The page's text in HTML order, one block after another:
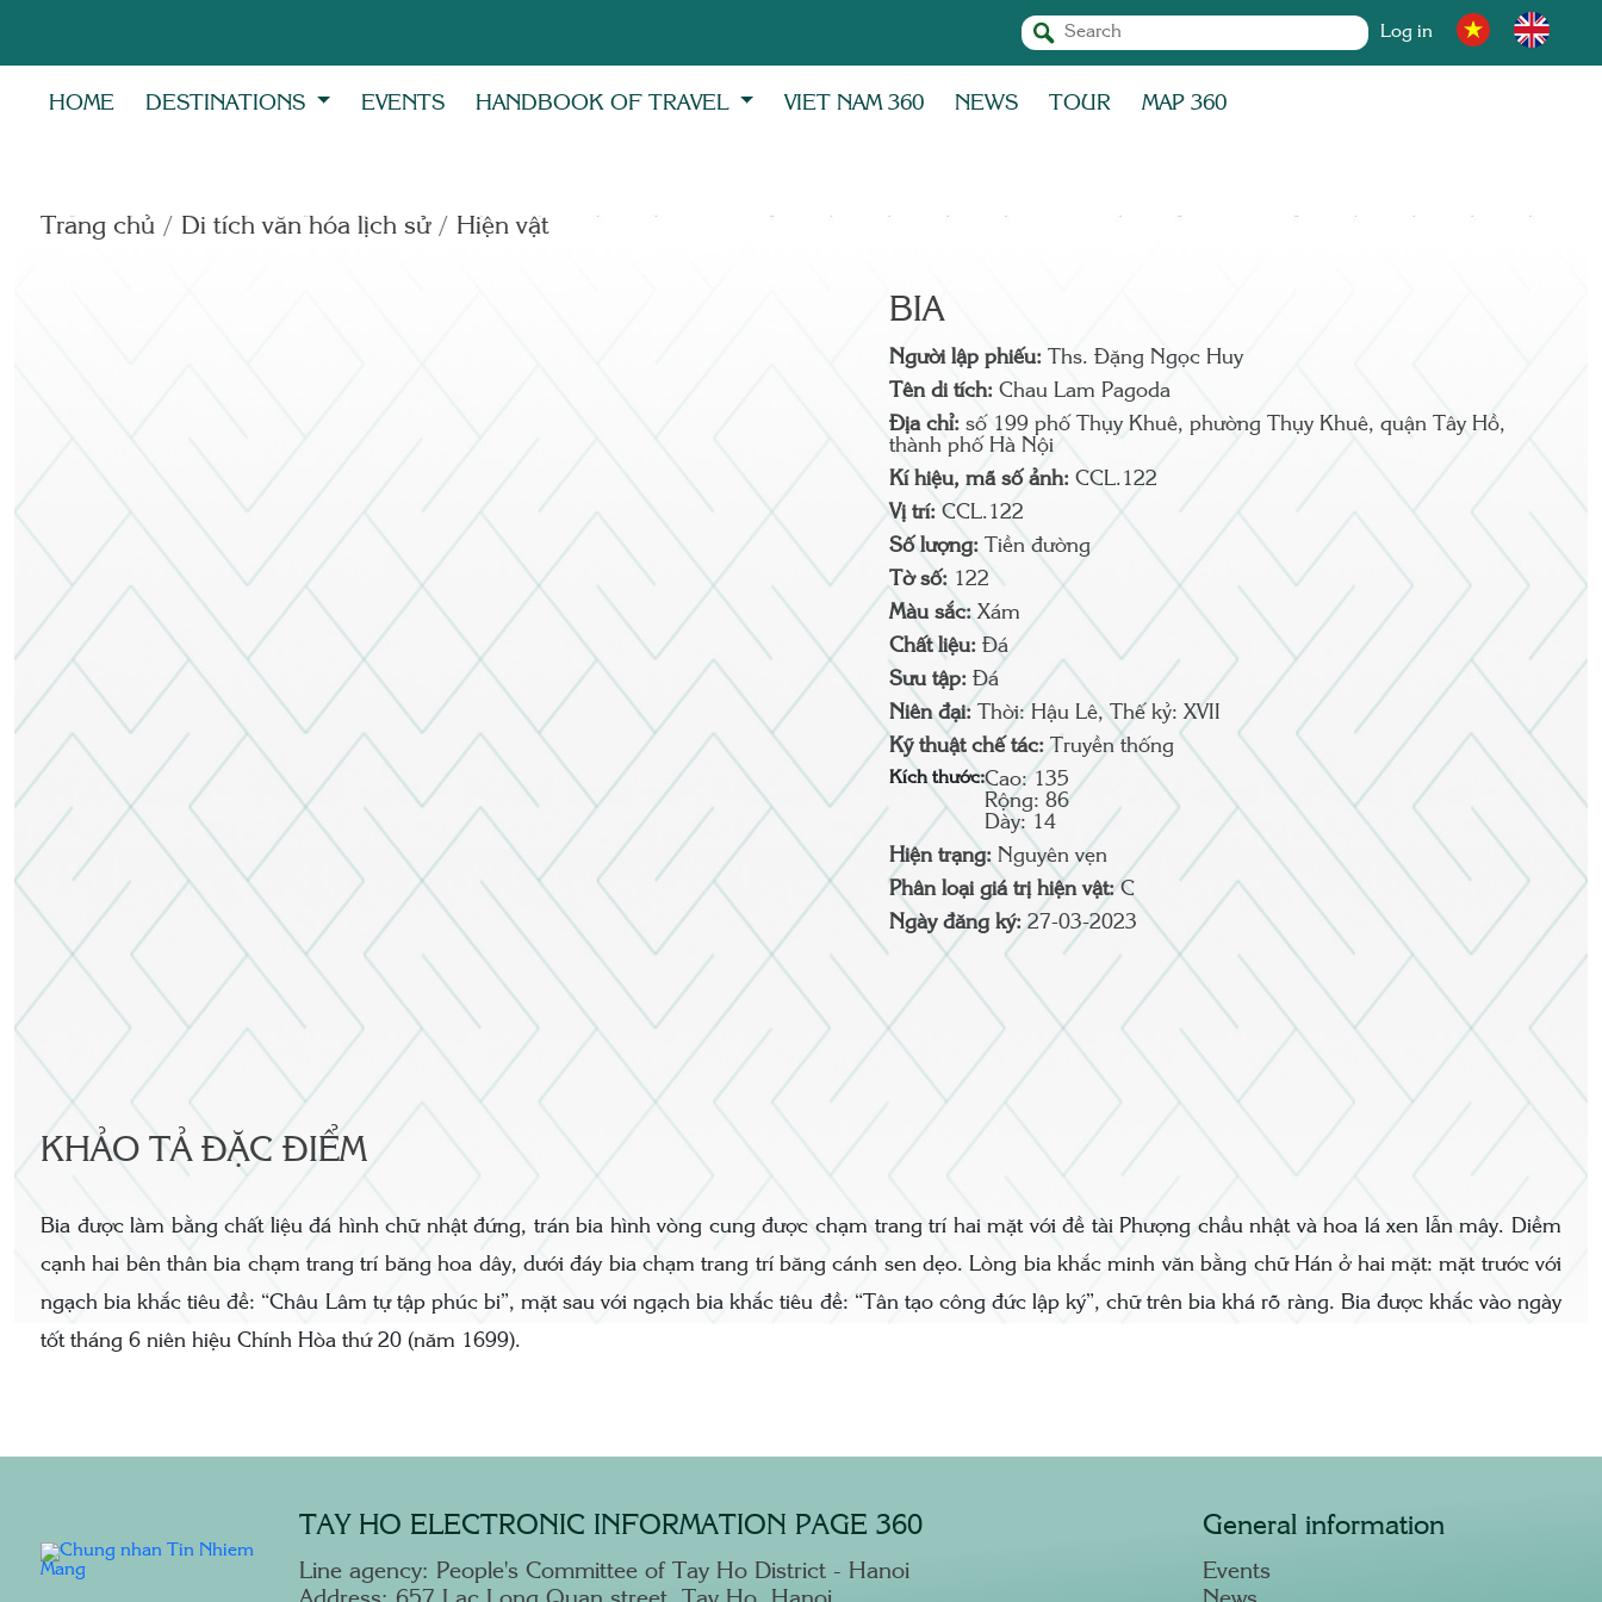
Log in
HOME DESTINATIONS EVENTS HANDBOOK OF TRAVEL VIET NAM 360 NEWS TOUR MAP 360
Trang chủ Di tích văn hóa lịch sử Hiện vật
BIA
Người lập phiếu: Ths. Đặng Ngọc Huy
Tên di tích: Chau Lam Pagoda
Địa chỉ: số 199 phố Thụy Khuê, phường Thụy Khuê, quận Tây Hồ,
thành phố Hà Nội
Kí hiệu, mã số ảnh: CCL.122
Vị trí: CCL.122
Số lượng: Tiền đường
Tờ số: 122
Màu sắc:Xám
Chất liệu: Đá
Sưu tập: Đá
Niên đại: Thời: Hậu Lê, Thế kỷ: XVII
Kỹ thuật chế tác:Truyền thống
Kích thước:Cao: 135
Rộng: 86
Dày: 14
Hiện trạng: Nguyên vẹn
Phân loại giá trị hiện vật:C
Ngày đăng ký:27-03-2023
KHẢO TẢ ĐẶC ĐIỂM
Bia được làm bằng chất liệu đá hình chữ nhật đứng, trán bia hình vòng cung được chạm trang trí hai mặt với đề tài Phượng chầu nhật và hoa lá xen lẫn mây. Diềm
cạnh hai bên thân bia chạm trang trí băng hoa dây, dưới đáy bia chạm trang trí băng cánh sen dẹo. Lòng bia khắc minh văn bằng chữ Hán ở hai mặt: mặt trước với
ngạch bia khắc tiêu đề: “Châu Lâm tự tập phúc bi”, mặt sau với ngạch bia khắc tiêu đề: “Tân tạo công đức lập ký”, chữ trên bia khá rõ ràng. Bia được khắc vào ngày
tốt tháng 6 niên hiệu Chính Hòa thứ 20 (năm 1699).
TAY HO ELECTRONIC INFORMATION PAGE 360
Line agency: People's Committee of Tay Ho District - Hanoi
General information
Events